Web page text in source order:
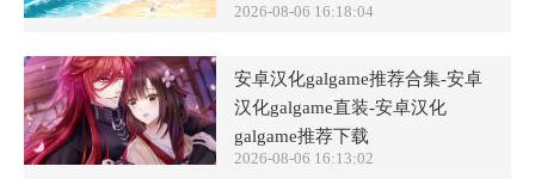
2026-08-06 16:18:04
安卓汉化galgame推荐合集-安卓
汉化galgame直装-安卓汉化
galgame推荐下载
2026-08-06 16:13:02